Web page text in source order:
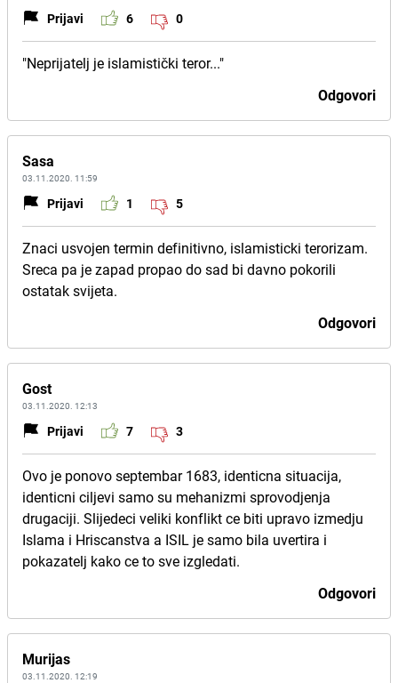
Prijavi 6 0
"Neprijatelj je islamistički teror..."
Odgovori
Sasa
03.11.2020. 11:59
Prijavi 1 5
Znaci usvojen termin definitivno, islamisticki terorizam.
Sreca pa je zapad propao do sad bi davno pokorili
ostatak svijeta.
Odgovori
Gost
03.11.2020. 12:13
Prijavi 7 3
Ovo je ponovo septembar 1683, identicna situacija,
identicni ciljevi samo su mehanizmi sprovodjenja
drugaciji. Slijedeci veliki konflikt ce biti upravo izmedju
Islama i Hriscanstva a ISIL je samo bila uvertira i
pokazatelj kako ce to sve izgledati.
Odgovori
Murijas
03.11.2020. 12:19